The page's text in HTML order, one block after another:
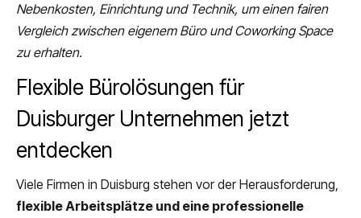
Nebenkosten, Einrichtung und Technik, um einen fairen
Vergleich zwischen eigenem Büro und Coworking Space
zu erhalten.
Flexible Bürolösungen für
Duisburger Unternehmen jetzt
entdecken
Viele Firmen in Duisburg stehen vor der Herausforderung,
flexible Arbeitsplätze und eine professionelle